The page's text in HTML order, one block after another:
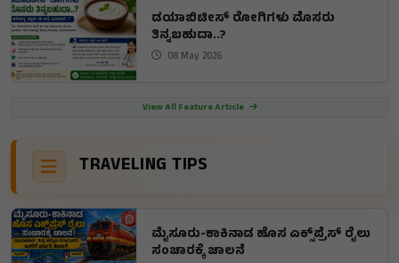
ಡಯಾಬಿಟೀಸ್‌ ರೋಗಿಗಳು ಮೊಸರು
ತಿನ್ನಬಹುದಾ..?
08 May 2026
View All Feature Article
TRAVELING TIPS
ಮೈಸೂರು-ಕಾಕಿನಾಡ ಹೊಸ ಎಕ್ಸ್‌ಪ್ರೆಸ್‌ ರೈಲು
ಸಂಚಾರಕ್ಕೆ ಚಾಲನೆ